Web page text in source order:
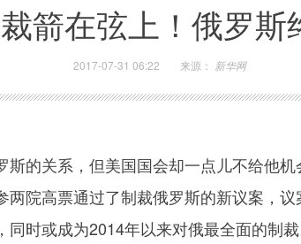
箭在弦上！俄罗斯
2017-07-31 06:22 来源： 新华网
的关系，但美国国会却一点儿不给他机
院高票通过了制裁俄罗斯的新议案，议
同时或成为2014年以来对俄最全面的制